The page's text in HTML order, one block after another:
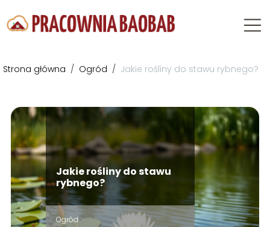
Strona główna / Ogród / Jakie rośliny do stawu rybnego?
Jakie rośliny do stawu
rybnego?
Ogród